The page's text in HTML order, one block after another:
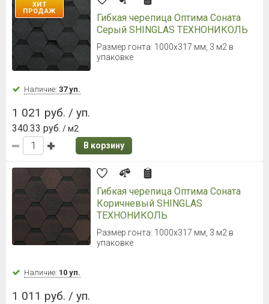
ХИТ
ПРОДАЖ
Гибкая черепица Оптима Соната
Серый SHINGLAS ТЕХНОНИКОЛЬ
Размер гонта: 1000х317 мм, 3 м2 в
упаковке
Наличие: 37 уп.
1 021 руб. / уп.
340.33 руб. / м2
В корзину
Гибкая черепица Оптима Соната
Коричневый SHINGLAS
ТЕХНОНИКОЛЬ
Размер гонта: 1000х317 мм, 3 м2 в
упаковке
Наличие: 10 уп.
1 011 руб. / уп.